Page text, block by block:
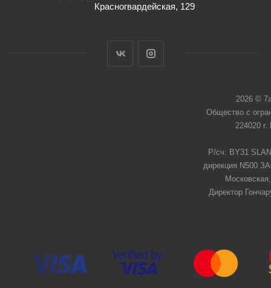
Красногвардейская, 129
2026 ©
Общество с
224020
Р/сч: BY31
дирекция N500
Директор